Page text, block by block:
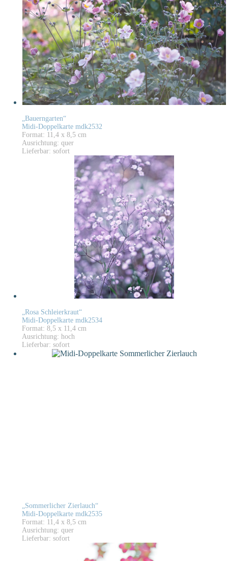
„Bauerngarten“
Midi-Doppelkarte mdk2532
Format: 11,4 x 8,5 cm
Ausrichtung: quer
Lieferbar: sofort
„Rosa Schleierkraut“
Midi-Doppelkarte mdk2534
Format: 8,5 x 11,4 cm
Ausrichtung: hoch
Lieferbar: sofort
„Sommerlicher Zierlauch“
Midi-Doppelkarte mdk2535
Format: 11,4 x 8,5 cm
Ausrichtung: quer
Lieferbar: sofort